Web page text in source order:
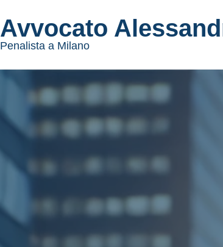
Avvocato
Penalista a Milano